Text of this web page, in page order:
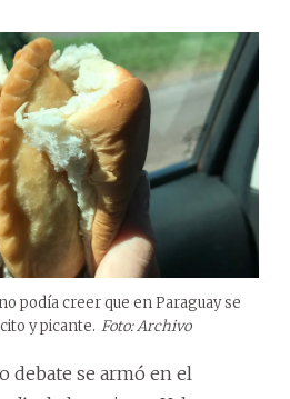
podía creer que en Paraguay se
y picante. Foto: Archivo
debate se armó en el